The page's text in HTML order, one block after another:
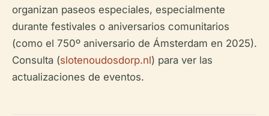
organizan paseos especiales, especialmente
durante festivales o aniversarios comunitarios
(como el 750º aniversario de Ámsterdam en 2025).
Consulta (slotenoudosdorp.nl) para ver las
actualizaciones de eventos.